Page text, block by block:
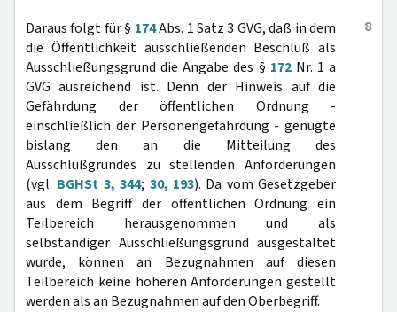
8
Daraus folgt für § 174Abs. 1 Satz 3 GVG, daß in dem
die Öffentlichkeit ausschließenden Beschluß als
Ausschließungsgrund die Angabe des § 172Nr. 1 a
GVG ausreichend ist. Denn der Hinweis auf die
Gefährdung der öffentlichen Ordnung -
einschließlich der Personengefährdung - genügte
bislang den an die Mitteilung des
Ausschlußgrundes zu stellenden Anforderungen
(vgl. BGHSt 3, 344; 30, 193). Da vom Gesetzgeber
aus dem Begriff der öffentlichen Ordnung ein
Teilbereich herausgenommen und als
selbständiger Ausschließungsgrund ausgestaltet
wurde, können an Bezugnahmen auf diesen
Teilbereich keine höheren Anforderungen gestellt
werden als an Bezugnahmen auf den Oberbegriff.